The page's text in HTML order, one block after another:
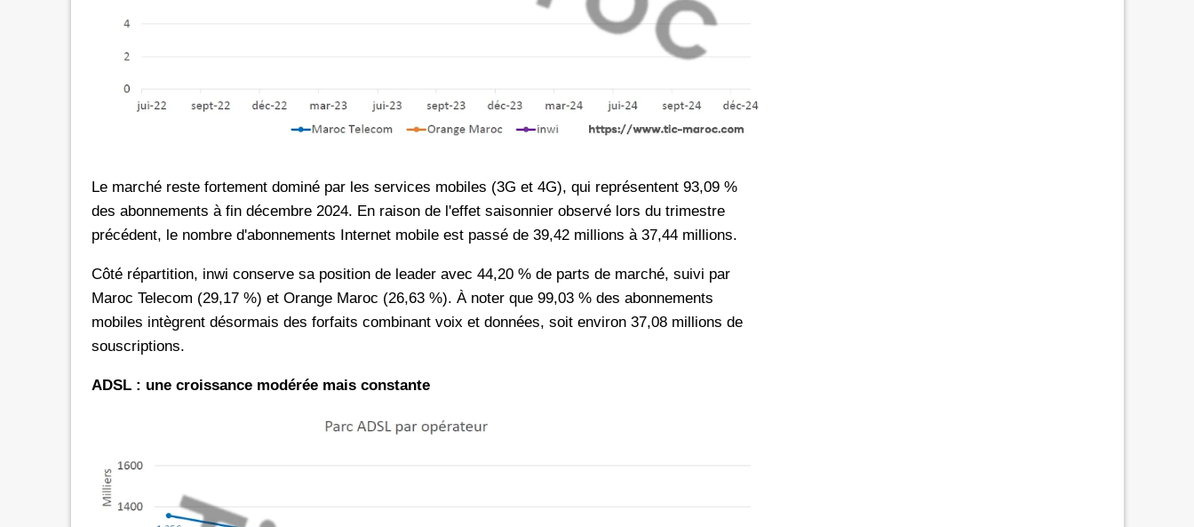
Le marché reste fortement dominé par les services mobiles (3G et 4G), qui représentent 93,09 %
des abonnements à fin décembre 2024. En raison de l'effet saisonnier observé lors du trimestre
précédent, le nombre d'abonnements Internet mobile est passé de 39,42 millions à 37,44 millions.
Côté répartition, inwi conserve sa position de leader avec 44,20 % de parts de marché, suivi par
Maroc Telecom (29,17 %) et Orange Maroc (26,63 %). À noter que 99,03 % des abonnements
mobiles intègrent désormais des forfaits combinant voix et données, soit environ 37,08 millions de
souscriptions.
ADSL : une croissance modérée mais constante